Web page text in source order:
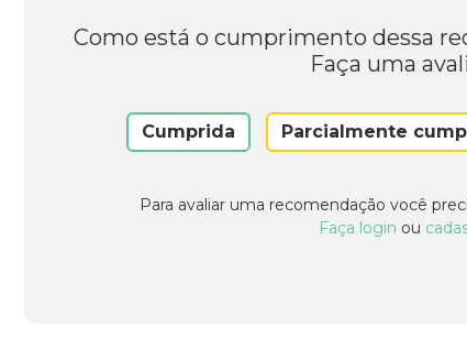
Como está o cumprimento dessa
Faça uma
Cumprida Parcialmente
Para avaliar uma recomendação você
Faça login ou